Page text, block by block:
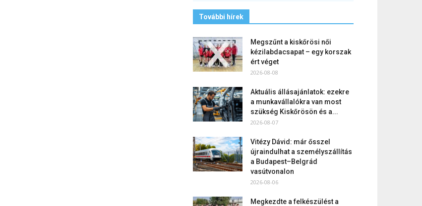
További hírek
Megszűnt a kiskőrösi női
kézilabdacsapat – egy korszak
ért véget
2026-08-08
Aktuális állásajánlatok: ezekre
a munkavállalókra van most
szükség Kiskőrösön és a...
2026-08-07
Vitézy Dávid: már ősszel
újraindulhat a személyszállítás
a Budapest–Belgrád
vasútvonalon
2026-08-06
Megkezdte a felkészülést a